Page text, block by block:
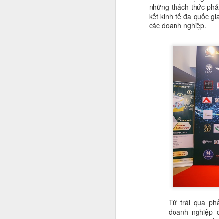
những thách thức
kết kinh tế đa quốc
các doanh nghiệp.
Từ trái qua
doanh nghiệp